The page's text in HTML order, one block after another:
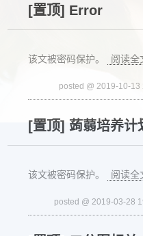
[置顶] Error
该文被密码保护。 阅读全
posted @ 2019-10-13
[置顶] 蒟蒻培养计
该文被密码保护。 阅读全
posted @ 2019-03-28